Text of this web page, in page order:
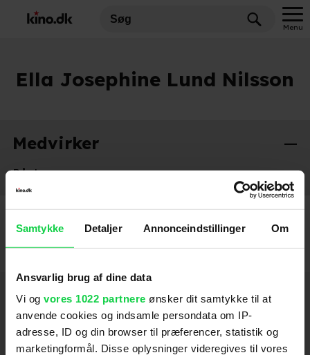
Samtykke Detaljer Annonceindstillinger Om
Ansvarlig brug af dine data
Vi og vores 1022 partnere ønsker dit samtykke til at
anvende cookies og indsamle persondata om IP-
adresse, ID og din browser til præferencer, statistik og
marketingformål. Disse oplysninger videregives til vores
Menu
Ella Josephine Lund Nilsson
Medvirker
Råplan 2026
Hold dig opdateret
Send